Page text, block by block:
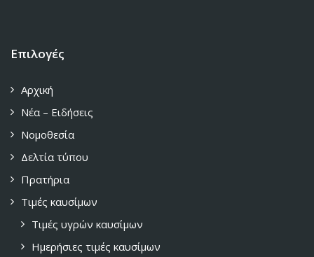
Επιλογές
Αρχική
Νέα – Ειδήσεις
Νομοθεσία
Δελτία τύπου
Πρατήρια
Τιμές καυσίμων
Τιμές υγρών καυσίμων
Ημερήσιες τιμές καυσίμων